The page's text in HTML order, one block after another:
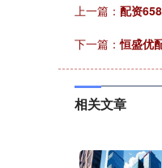
上一篇： 配资
下一篇：恒盛优
相关文章